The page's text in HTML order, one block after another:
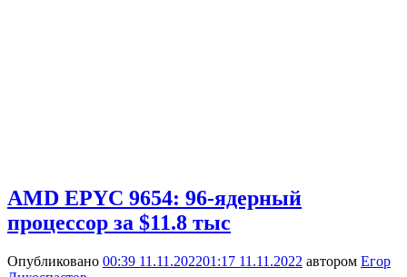
AMD EPYC 9654: 96-ядерный
процессор за $11.8 тыс
Опубликовано 00:39 11.11.202201:17 11.11.2022 автором Егор